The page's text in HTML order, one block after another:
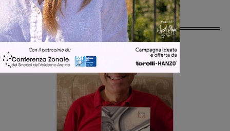
Ultime Notizie